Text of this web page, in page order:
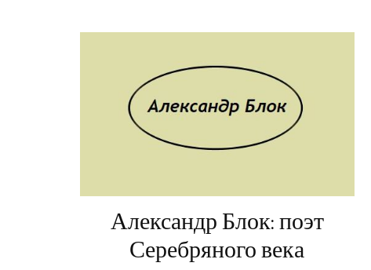
Александр Блок: поэт
Серебряного века